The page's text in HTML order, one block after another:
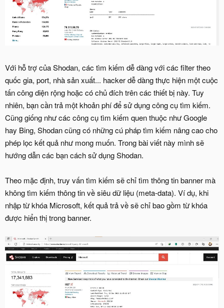
Với hỗ trợ của Shodan, các tìm kiếm dễ dàng với các filter theo
quốc gia, port, nhà sản xuất... hacker dễ dàng thực hiện một cuộc
tấn công diện rộng hoặc có chủ đích trên các thiết bị này. Tuy
nhiên, bạn cần trả một khoản phí để sử dụng công cụ tìm kiếm.
Cũng giống như các công cụ tìm kiếm quen thuộc như Google
hay Bing, Shodan cũng có những cú pháp tìm kiếm nâng cao cho
phép lọc kết quả như mong muốn. Trong bài viết này mình sẽ
hướng dẫn các bạn cách sử dụng Shodan.
Theo mặc định, truy vấn tìm kiếm sẽ chỉ tìm thông tin banner mà
không tìm kiếm thông tin về siêu dữ liệu (meta-data). Ví dụ, khi
nhập từ khóa Microsoft, kết quả trả về sẽ chỉ bao gồm từ khóa
được hiển thị trong banner.